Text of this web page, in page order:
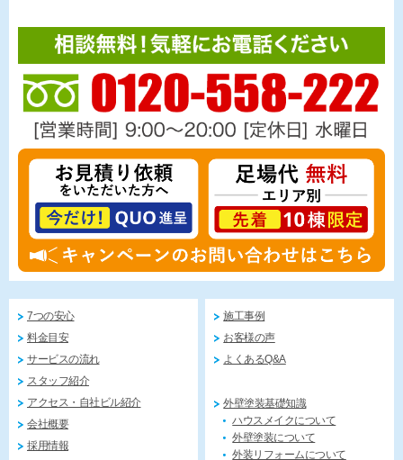
7つの安心
料金目安
サービスの流れ
スタッフ紹介
アクセス・自社ビル紹介
会社概要
採用情報
施工事例
お客様の声
よくあるQ&A
外壁塗装基礎知識
ハウスメイクについて
外壁塗装について
外装リフォームについて